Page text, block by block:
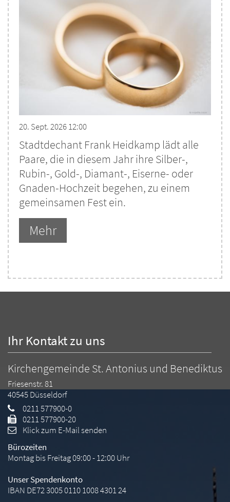
20. Sept. 2026 12:00
Stadtdechant Frank Heidkamp lädt alle
Paare, die in diesem Jahr ihre Silber-,
Rubin-, Gold-, Diamant-, Eiserne- oder
Gnaden-Hochzeit begehen, zu einem
gemeinsamen Fest ein.
Mehr
Ihr Kontakt zu uns
Kirchengemeinde St. Antonius und Benediktus
Friesenstr. 81
40545Düsseldorf
0211 577900-0
0211 577900-20
Klick zum E-Mail senden
Bürozeiten
Montag bis Freitag 09:00 - 12:00 Uhr
Unser Spendenkonto
IBAN DE72 3005 0110 1008 4301 24